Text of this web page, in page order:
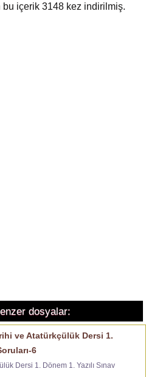
bu içerik 3148 kez indirilmiş.
dosyalar:
ve Atatürkçülük Dersi 1.
6
Dersi 1. Dönem 1. Yazılı Sınav